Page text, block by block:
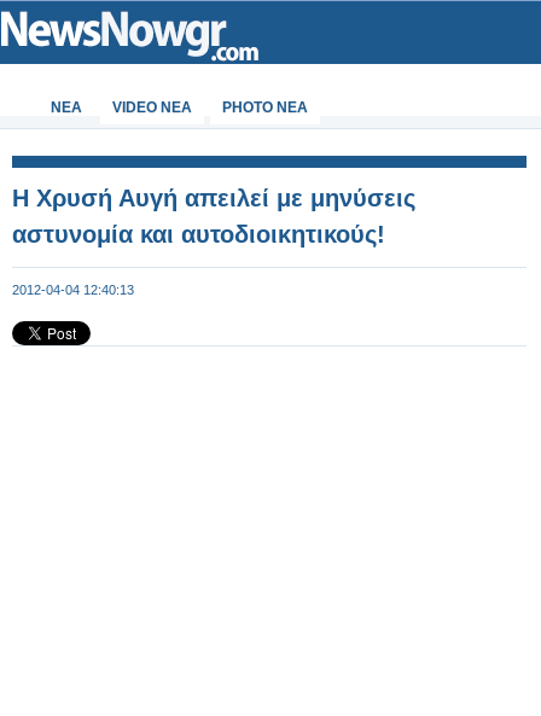
ΝΕΑ VIDEO NEA PHOTO NEA
H Xρυσή Αυγή απειλεί με μηνύσεις
αστυνομία και αυτοδιοικητικούς!
2012-04-04 12:40:13